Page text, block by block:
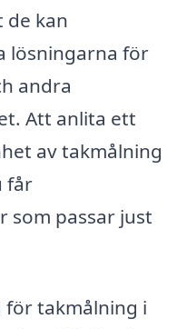
de kan
lösningarna för
andra
Att anlita ett
av takmålning
får
som passar just
takmålning i